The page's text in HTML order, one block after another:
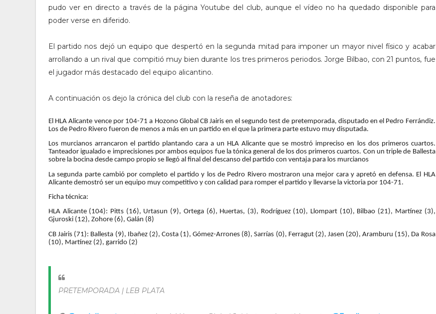
pudo ver en directo a través de la página Youtube del club, aunque el vídeo no ha quedado disponible para
poder verse en diferido.
El partido nos dejó un equipo que despertó en la segunda mitad para imponer un mayor nivel físico y acabar
arrollando a un rival que compitió muy bien durante los tres primeros periodos. Jorge Bilbao, con 21 puntos, fue
el jugador más destacado del equipo alicantino.
A continuación os dejo la crónica del club con la reseña de anotadores:
El HLA Alicante vence por 104-71 a Hozono Global CB Jairis en el segundo test de pretemporada, disputado en el Pedro Ferrándiz.
Los de Pedro Rivero fueron de menos a más en un partido en el que la primera parte estuvo muy disputada.
Los murcianos arrancaron el partido plantando cara a un HLA Alicante que se mostró impreciso en los dos primeros cuartos.
Tanteador igualado e imprecisiones por ambos equipos fue la tónica general de los dos primeros cuartos. Con un triple de Ballesta
sobre la bocina desde campo propio se llegó al final del descanso del partido con ventaja para los murcianos
La segunda parte cambió por completo el partido y los de Pedro Rivero mostraron una mejor cara y apretó en defensa. El HLA
Alicante demostró ser un equipo muy competitivo y con calidad para romper el partido y llevarse la victoria por 104-71.
Ficha técnica:
HLA Alicante (104): Pitts (16), Urtasun (9), Ortega (6), Huertas, (3), Rodríguez (10), Llompart (10), Bilbao (21), Martínez (3),
Gjuroski (12), Zohore (6), Galán (8)
CB Jairis (71): Ballesta (9), Ibañez (2), Costa (1), Gómez-Arrones (8), Sarrías (0), Ferragut (2), Jasen (20), Aramburu (15), Da Rosa
(10), Martínez (2), garrido (2)
PRETEMPORADA | LEB PLATA